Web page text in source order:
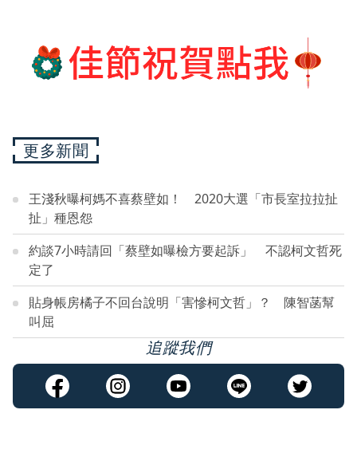
更多新聞
王淺秋曝柯媽不喜蔡壁如！ 2020大選「市長室拉拉扯
扯」種恩怨
約談7小時請回「蔡壁如曝檢方要起訴」 不認柯文哲死
定了
貼身帳房橘子不回台說明「害慘柯文哲」？ 陳智菡幫
叫屈
追蹤我們